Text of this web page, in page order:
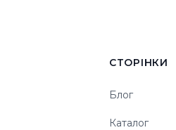
СТОРІНКИ
Блог
Каталог